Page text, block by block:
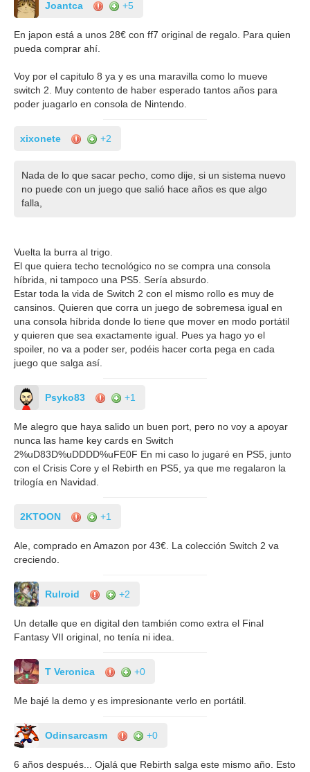
Joantca +5
En japon está a unos 28€ con ff7 original de regalo. Para quien
pueda comprar ahí.
Voy por el capitulo 8 ya y es una maravilla como lo mueve
switch 2. Muy contento de haber esperado tantos años para
poder juagarlo en consola de Nintendo.
xixonete +2
Nada de lo que sacar pecho, como dije, si un sistema nuevo
no puede con un juego que salió hace años es que algo
falla,
Vuelta la burra al trigo.
El que quiera techo tecnológico no se compra una consola
híbrida, ni tampoco una PS5. Sería absurdo.
Estar toda la vida de Switch 2 con el mismo rollo es muy de
cansinos. Quieren que corra un juego de sobremesa igual en
una consola híbrida donde lo tiene que mover en modo portátil
y quieren que sea exactamente igual. Pues ya hago yo el
spoiler, no va a poder ser, podéis hacer corta pega en cada
juego que salga así.
Psyko83 +1
Me alegro que haya salido un buen port, pero no voy a apoyar
nunca las hame key cards en Switch
2%uD83D%uDDDD%uFE0F En mi caso lo jugaré en PS5, junto
con el Crisis Core y el Rebirth en PS5, ya que me regalaron la
trilogía en Navidad.
2KTOON +1
Ale, comprado en Amazon por 43€. La colección Switch 2 va
creciendo.
Rulroid +2
Un detalle que en digital den también como extra el Final
Fantasy VII original, no tenía ni idea.
T Veronica +0
Me bajé la demo y es impresionante verlo en portátil.
Odinsarcasm +0
6 años después... Ojalá que Rebirth salga este mismo año. Esto